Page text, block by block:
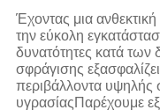
Έχοντας μια ανθεκτική
την εύκολη
δυνατότητες κατά
σφράγισης
περιβάλλοντα υψηλής
υγρασίαςΠαρέχουμε